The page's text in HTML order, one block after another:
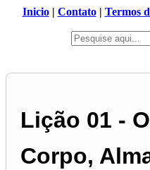
Inicio| Contato| Termos
Lição 01 -
Corpo,